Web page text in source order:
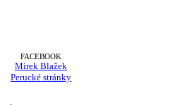
FACEBOOK
Mirek Blažek
Perucké stránky